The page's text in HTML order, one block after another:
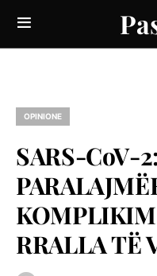
OPINIONE
SARS-CoV-
RRALLA TË